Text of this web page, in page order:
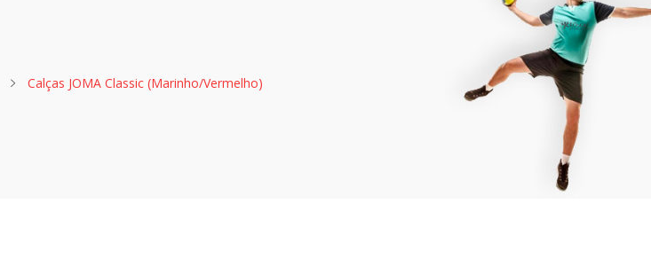
Calças JOMA Classic (marinho/vermelho)